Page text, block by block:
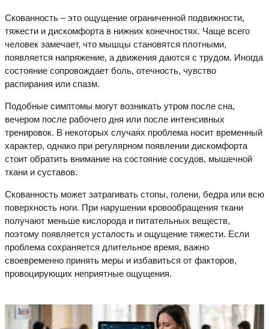
Скованность – это ощущение ограниченной подвижности,
тяжести и дискомфорта в нижних конечностях. Чаще всего
человек замечает, что мышцы становятся плотными,
появляется напряжение, а движения даются с трудом. Иногда
состояние сопровождает боль, отечность, чувство
распирания или спазм.
Подобные симптомы могут возникать утром после сна,
вечером после рабочего дня или после интенсивных
тренировок. В некоторых случаях проблема носит временный
характер, однако при регулярном появлении дискомфорта
стоит обратить внимание на состояние сосудов, мышечной
ткани и суставов.
Скованность может затрагивать стопы, голени, бедра или всю
поверхность ноги. При нарушении кровообращения ткани
получают меньше кислорода и питательных веществ,
поэтому появляется усталость и ощущение тяжести. Если
проблема сохраняется длительное время, важно
своевременно принять меры и избавиться от факторов,
провоцирующих неприятные ощущения.